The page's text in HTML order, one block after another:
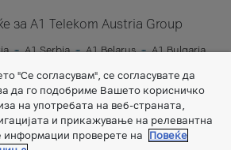
за A1 Telekom Austria Group
A1 Serbia A1 Belarus
A1 Bulgaria
"Се согласувам", се согласувате да
да го подобриме Вашето корисничко
на употребата на веб-страната,
и прикажување на релевантна
проверете на
Повеќе